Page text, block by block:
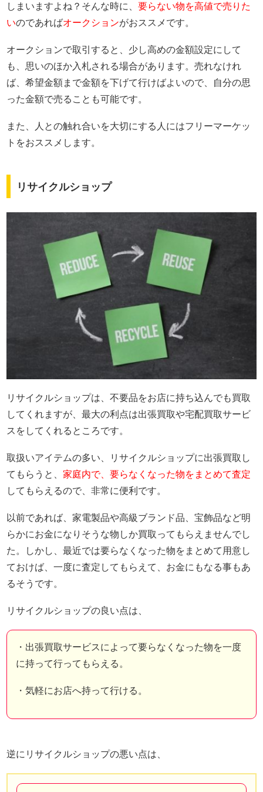
しまいますよね？そんな時に、要らない物を高値で売りた
いのであればオークションがおススメです。
オークションで取引すると、少し高めの金額設定にして
も、思いのほか入札される場合があります。売れなけれ
ば、希望金額まで金額を下げて行けばよいので、自分の思
った金額で売ることも可能です。
また、人との触れ合いを大切にする人にはフリーマーケッ
トをおススメします。
リサイクルショップ
リサイクルショップは、不要品をお店に持ち込んでも買取
してくれますが、最大の利点は出張買取や宅配買取サービ
スをしてくれるところです。
取扱いアイテムの多い、リサイクルショップに出張買取し
てもらうと、家庭内で、要らなくなった物をまとめて査定
してもらえるので、非常に便利です。
以前であれば、家電製品や高級ブランド品、宝飾品など明
らかにお金になりそうな物しか買取ってもらえませんでし
た。しかし、最近では要らなくなった物をまとめて用意し
ておけば、一度に査定してもらえて、お金にもなる事もあ
るそうです。
リサイクルショップの良い点は、
・出張買取サービスによって要らなくなった物を一度
に持って行ってもらえる。
・気軽にお店へ持って行ける。
逆にリサイクルショップの悪い点は、